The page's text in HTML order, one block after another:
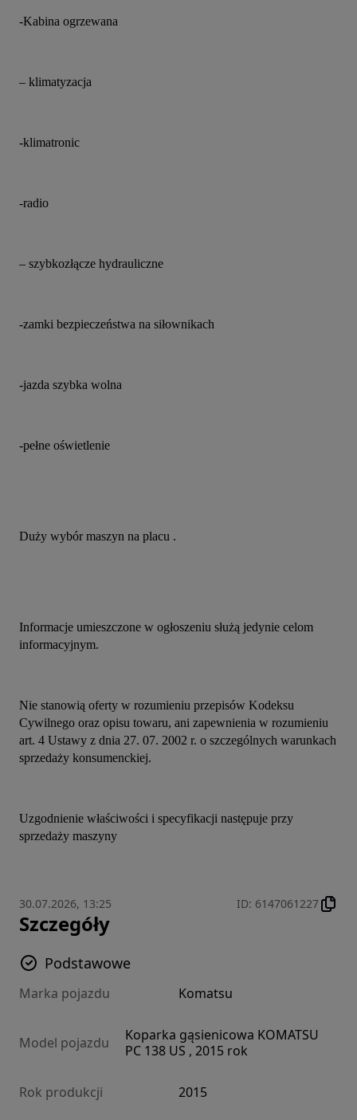
-Kabina ogrzewana
– klimatyzacja
-klimatronic
-radio
– szybkozłącze hydrauliczne
-zamki bezpieczeństwa na siłownikach
-jazda szybka wolna
-pełne oświetlenie
Duży wybór maszyn na placu .
Informacje umieszczone w ogłoszeniu służą jedynie celom
informacyjnym.
Nie stanowią oferty w rozumieniu przepisów Kodeksu
Cywilnego oraz opisu towaru, ani zapewnienia w rozumieniu
art. 4 Ustawy z dnia 27. 07. 2002 r. o szczególnych warunkach
sprzedaży konsumenckiej.
Uzgodnienie właściwości i specyfikacji następuje przy
sprzedaży maszyny
30.07.2026, 13:25 ID: 6147061227
Szczegóły
Podstawowe
Marka pojazdu Komatsu
Model pojazdu
Koparka gąsienicowa KOMATSU
PC 138 US , 2015 rok
Rok produkcji 2015